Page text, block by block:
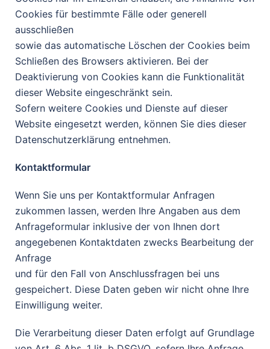
Cookies für bestimmte Fälle oder generell
ausschließen
sowie das automatische Löschen der Cookies beim
Schließen des Browsers aktivieren. Bei der
Deaktivierung von Cookies kann die Funktionalität
dieser Website eingeschränkt sein.
Sofern weitere Cookies und Dienste auf dieser
Website eingesetzt werden, können Sie dies dieser
Datenschutzerklärung entnehmen.
Kontaktformular
Wenn Sie uns per Kontaktformular Anfragen
zukommen lassen, werden Ihre Angaben aus dem
Anfrageformular inklusive der von Ihnen dort
angegebenen Kontaktdaten zwecks Bearbeitung der
Anfrage
und für den Fall von Anschlussfragen bei uns
gespeichert. Diese Daten geben wir nicht ohne Ihre
Einwilligung weiter.
Die Verarbeitung dieser Daten erfolgt auf Grundlage